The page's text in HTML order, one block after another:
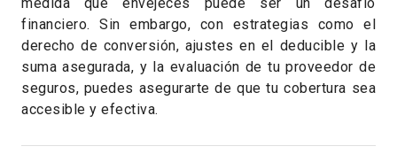
financiero. Sin embargo, con estrategias como el
derecho de conversión, ajustes en el deducible y la
suma asegurada, y la evaluación de tu proveedor de
seguros, puedes asegurarte de que tu cobertura sea
accesible y efectiva.